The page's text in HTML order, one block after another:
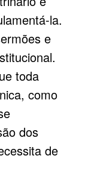
la.
e
toda
como
dos
de